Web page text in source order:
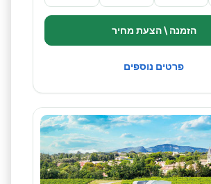
הזמנה \ הצעת מחיר
פרטים נוספים